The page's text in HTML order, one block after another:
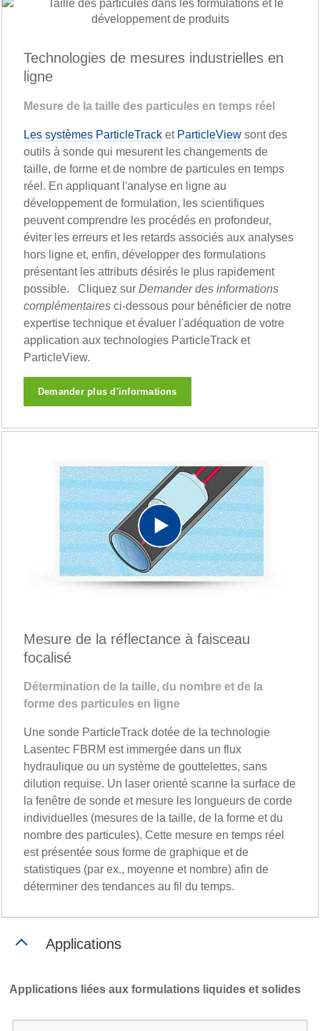
Technologies de mesures industrielles en
ligne
Mesure de la taille des particules en temps réel
Les systèmes ParticleTrack et ParticleView sont des
outils à sonde qui mesurent les changements de
taille, de forme et de nombre de particules en temps
réel. En appliquant l'analyse en ligne au
développement de formulation, les scientifiques
peuvent comprendre les procédés en profondeur,
éviter les erreurs et les retards associés aux analyses
hors ligne et, enfin, développer des formulations
présentant les attributs désirés le plus rapidement
possible. Cliquez sur Demander des informations
complémentaires ci-dessous pour bénéficier de notre
expertise technique et évaluer l'adéquation de votre
application aux technologies ParticleTrack et
ParticleView.
Demander plus d'informations
Play
Video
Mesure de la réflectance à faisceau
focalisé
Détermination de la taille, du nombre et de la
forme des particules en ligne
Une sonde ParticleTrack dotée de la technologie
Lasentec FBRM est immergée dans un flux
hydraulique ou un système de gouttelettes, sans
dilution requise. Un laser orienté scanne la surface de
la fenêtre de sonde et mesure les longueurs de corde
individuelles (mesures de la taille, de la forme et du
nombre des particules). Cette mesure en temps réel
est présentée sous forme de graphique et de
statistiques (par ex., moyenne et nombre) afin de
déterminer des tendances au fil du temps.
Applications
Applications liées aux formulations liquides et solides